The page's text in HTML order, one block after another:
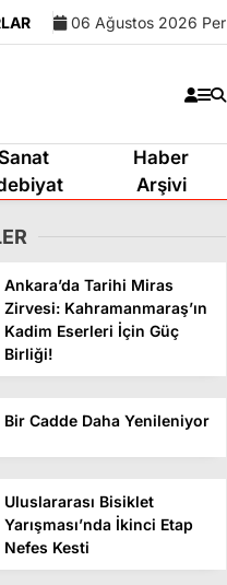
06 Ağustos 2026 Per
Haber
Arşivi
Ankara’da Tarihi Miras
Zirvesi: Kahramanmaraş’ın
Kadim Eserleri İçin Güç
Birliği!
Bir Cadde Daha Yenileniyor
Uluslararası Bisiklet
Yarışması’nda İkinci Etap
Nefes Kesti